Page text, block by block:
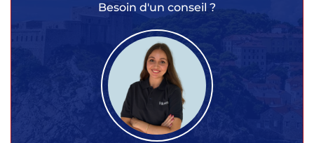
Besoin d'un conseil ?